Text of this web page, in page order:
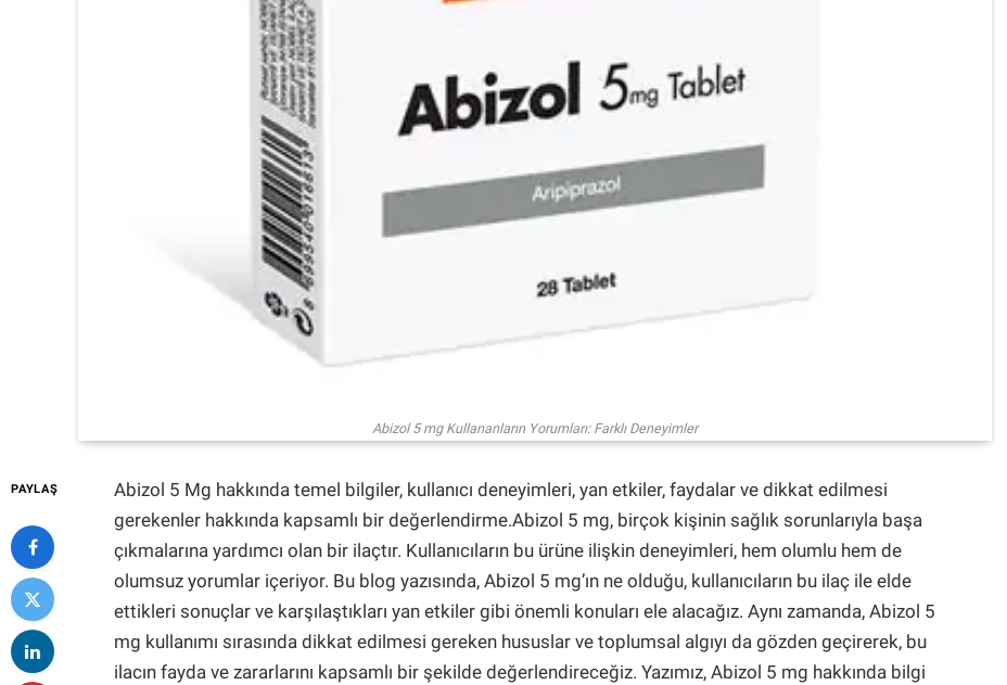
Abizol 5 mg Kullananların Yorumları: Farklı Deneyimler
PAYLAŞ
Abizol 5 Mg hakkında temel bilgiler, kullanıcı deneyimleri, yan etkiler, faydalar ve dikkat edilmesi
gerekenler hakkında kapsamlı bir değerlendirme.Abizol 5 mg, birçok kişinin sağlık sorunlarıyla başa
çıkmalarına yardımcı olan bir ilaçtır. Kullanıcıların bu ürüne ilişkin deneyimleri, hem olumlu hem de
olumsuz yorumlar içeriyor. Bu blog yazısında, Abizol 5 mg’ın ne olduğu, kullanıcıların bu ilaç ile elde
ettikleri sonuçlar ve karşılaştıkları yan etkiler gibi önemli konuları ele alacağız. Aynı zamanda, Abizol 5
mg kullanımı sırasında dikkat edilmesi gereken hususlar ve toplumsal algıyı da gözden geçirerek, bu
ilacın fayda ve zararlarını kapsamlı bir şekilde değerlendireceğiz. Yazımız, Abizol 5 mg hakkında bilgi